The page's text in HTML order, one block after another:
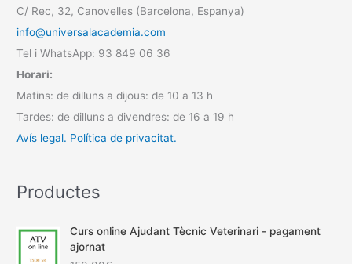
C/ Rec, 32, Canovelles (Barcelona, Espanya)
info@universalacademia.com
Tel i WhatsApp: 93 849 06 36
Horari:
Matins: de dilluns a dijous: de 10 a 13 h
Tardes: de dilluns a divendres: de 16 a 19 h
Avís legal. Política de privacitat.
Productes
Curs online Ajudant Tècnic Veterinari - pagament
ajornat